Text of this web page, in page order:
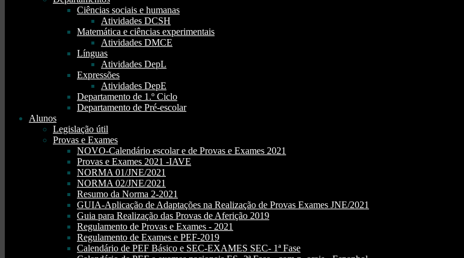
Ciências sociais e humanas
Atividades DCSH
Matemática e ciências experimentais
Atividades DMCE
Línguas
Atividades DepL
Expressões
Atividades DepE
Departamento de 1.º Ciclo
Departamento de Pré-escolar
Alunos
Legislação útil
Provas e Exames
NOVO-Calendário escolar e de Provas e Exames 2021
Provas e Exames 2021 -IAVE
NORMA 01/JNE/2021
NORMA 02/JNE/2021
Resumo da Norma 2-2021
GUIA-Aplicação de Adaptações na Realização de Provas Exames JNE/2021
Guia para Realização das Provas de Aferição 2019
Regulamento de Provas e Exames - 2021
Regulamento de Exames e PEF-2019
Calendário de PEF Básico e SEC-EXAMES SEC- 1ª Fase